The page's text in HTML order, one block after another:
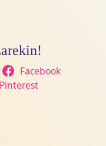
Facebook
Pinterest